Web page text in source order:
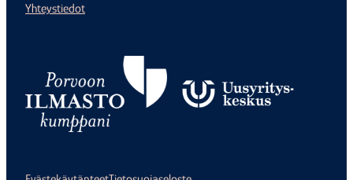
Yhteystiedot